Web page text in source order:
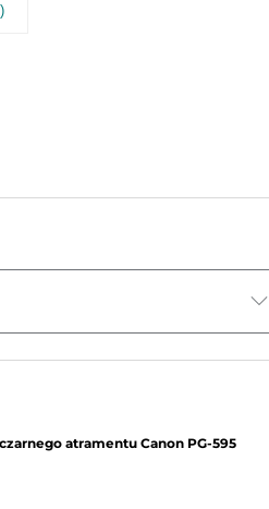
atramentu Canon PG-595